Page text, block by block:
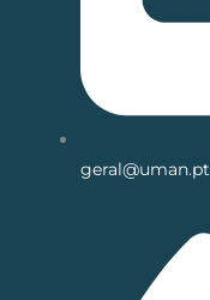
geral@uman.pt